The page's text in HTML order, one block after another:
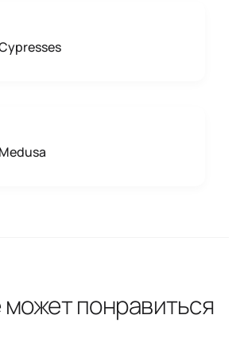
может понравиться